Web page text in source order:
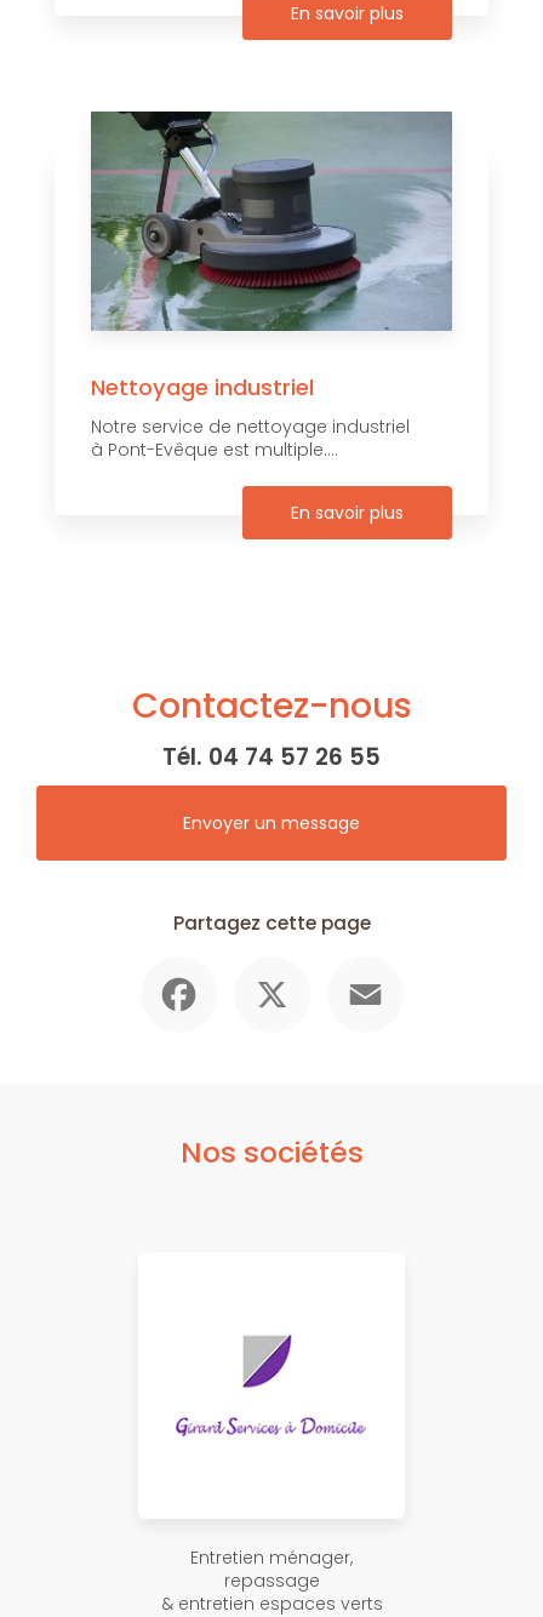
En savoir plus
Nettoyage industriel
Notre service de nettoyage industriel
à Pont-Evêque est multiple....
En savoir plus
Contactez-nous
Tél. 04 74 57 26 55
Envoyer un message
Partagez cette page
Nos sociétés
Entretien ménager,
repassage
& entretien espaces verts